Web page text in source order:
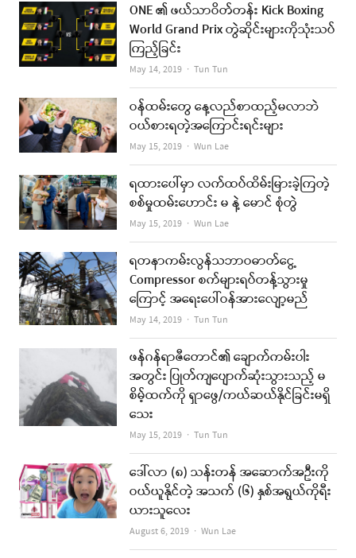
ONE ၏ ဖယ်သာဝိတ်တန်း Kick Boxing
World Grand Prix တွဲဆိုင်းများကိုသုံးသပ်
ကြည့်ခြင်း
May 14, 2019 Author
Tun Tun
ဝန်ထမ်းတွေ နေ့လည်စာထည့်မလာဘဲ
ဝယ်စားရတဲ့အကြောင်းရင်းများ
May 15, 2019 Author
Wun Lae
ရထားပေါ်မှာ လက်ထပ်ထိမ်းမြားခဲ့ကြတဲ့
စစ်မှုထမ်းဟောင်း မ နဲ့ မောင် စုံတွဲ
May 15, 2019 Author
Wun Lae
ရတနာကမ်းလွန်သဘာဝဓာတ်ငွေ့
Compressor စက်များရပ်တန့်သွားမှု
ကြောင့် အရေးပေါ်ဝန်အားလျော့မည်
May 14, 2019 Author
Tun Tun
ဖန်ဂန်ရာဇီတောင်၏ ချောက်ကမ်းပါး
အတွင်း ပြုတ်ကျပျောက်ဆုံးသွားသည့် မ
စိမ့်ထက်ကို ရှာဖွေ/ကယ်ဆယ်နိုင်ခြင်းမရှိ
သေး
May 15, 2019 Author
Tun Tun
ဒေါ်လာ (၈) သန်းတန် အဆောက်အဦးကို
ဝယ်ယူနိုင်တဲ့ အသက် (၆) နှစ်အရွယ်ကိုရီး
ယားသူလေး
August 6, 2019 Author
Wun Lae